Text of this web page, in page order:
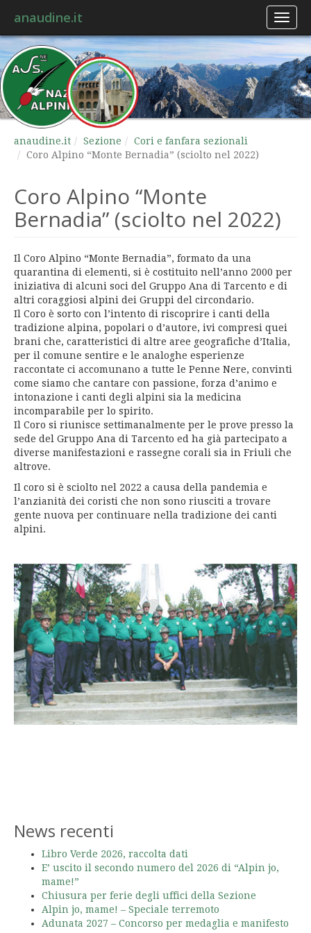
anaudine.it
anaudine.it Sezione
Cori e fanfara sezionali
Coro Alpino “Monte Bernadia” (sciolto nel 2022)
Coro Alpino “Monte
Bernadia” (sciolto nel 2022)
Il Coro Alpino “Monte Bernadia”, formato da una
quarantina di elementi, si è costituito nell’anno 2000 per
iniziativa di alcuni soci del Gruppo Ana di Tarcento e di
altri coraggiosi alpini dei Gruppi del circondario.
Il Coro è sorto con l’intento di riscoprire i canti della
tradizione alpina, popolari o d’autore, ivi compresi quei
brani che, caratteristici di altre aree geografiche d’Italia,
per il comune sentire e le analoghe esperienze
raccontate ci accomunano a tutte le Penne Nere, convinti
come siamo che cantare con passione, forza d’animo e
intonazione i canti degli alpini sia la medicina
incomparabile per lo spirito.
Il Coro si riunisce settimanalmente per le prove presso la
sede del Gruppo Ana di Tarcento ed ha già partecipato a
diverse manifestazioni e rassegne corali sia in Friuli che
altrove.
Il coro si è sciolto nel 2022 a causa della pandemia e
l’anzianità dei coristi che non sono riusciti a trovare
gente nuova per continuare nella tradizione dei canti
alpini.
News recenti
Libro Verde 2026, raccolta dati
E’ uscito il secondo numero del 2026 di “Alpin jo,
mame!”
Chiusura per ferie degli uffici della Sezione
Alpin jo, mame! – Speciale terremoto
Adunata 2027 – Concorso per medaglia e manifesto